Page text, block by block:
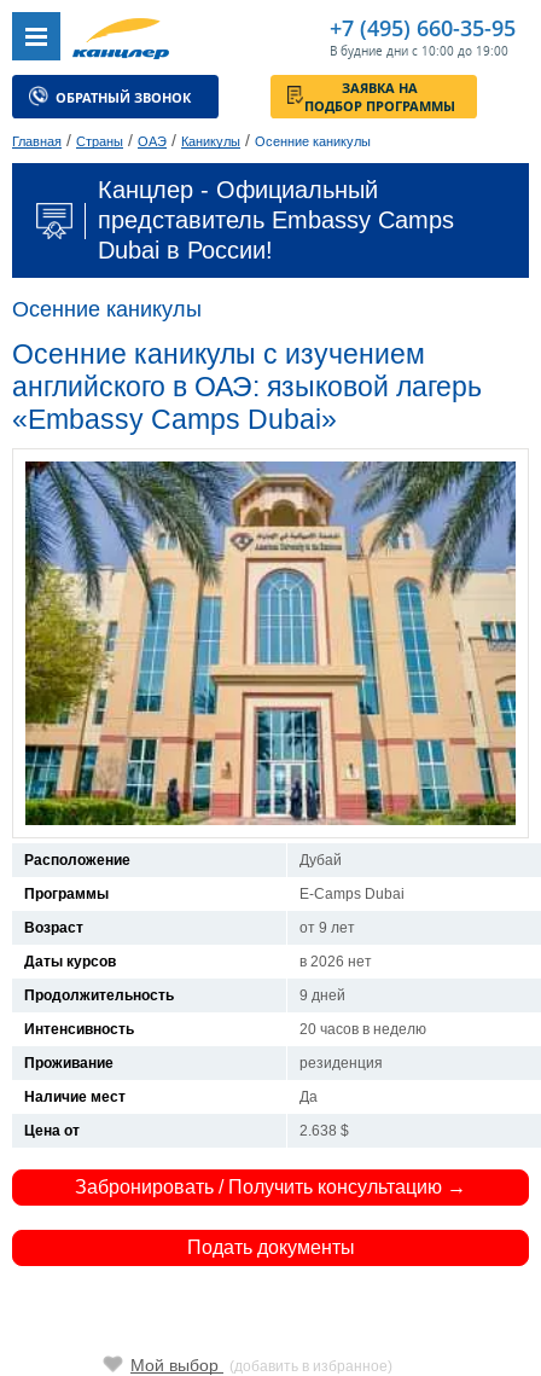
+7 (495) 660-35-95
В будние дни с 10:00 до 19:00
ОБРАТНЫЙ ЗВОНОК
ЗАЯВКА НА
ПОДБОР ПРОГРАММЫ
Главная / Страны / ОАЭ / Каникулы / Осенние каникулы
Канцлер - Официальный
представитель Embassy Camps
Dubai в России!
Осенние каникулы
Осенние каникулы с изучением
английского в ОАЭ: языковой лагерь
«Embassy Camps Dubai»
Расположение
Дубай
Программы
E-Camps Dubai
Возраст
от 9 лет
Даты курсов
в 2026 нет
Продолжительность
9 дней
Интенсивность
20 часов в неделю
Проживание
резиденция
Наличие мест
Да
Цена от
2.638 $
Забронировать / Получить консультацию →
Подать документы
Мой выбор (добавить в избранное)